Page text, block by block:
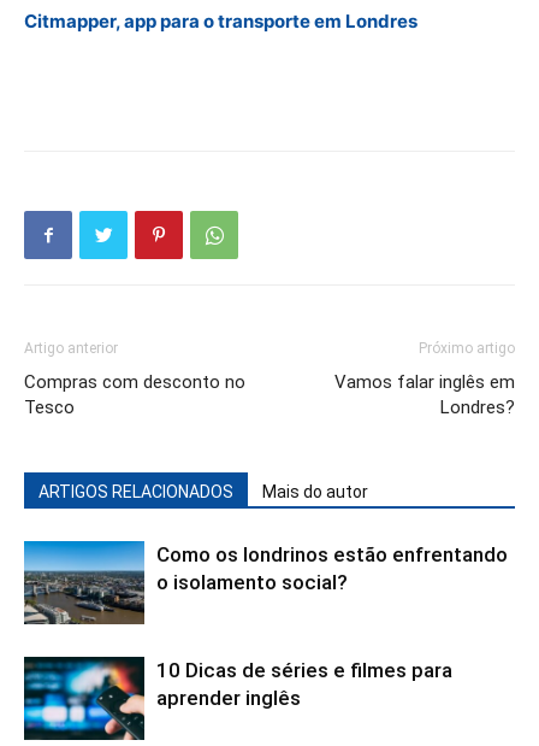
Citmapper, app para o transporte em Londres
Artigo anterior
Compras com desconto no
Tesco
Próximo artigo
Vamos falar inglês em
Londres?
ARTIGOS RELACIONADOS Mais do autor
Como os londrinos estão enfrentando
o isolamento social?
10 Dicas de séries e filmes para
aprender inglês